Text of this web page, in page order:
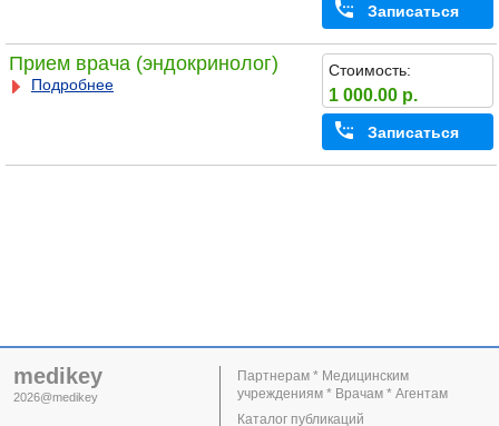
Записаться
Прием врача (эндокринолог)
Подробнее
Стоимость:
1 000.00 р.
Записаться
medikey
2026@medikey
Партнерам * Медицинским
учреждениям * Врачам * Агентам
Каталог публикаций